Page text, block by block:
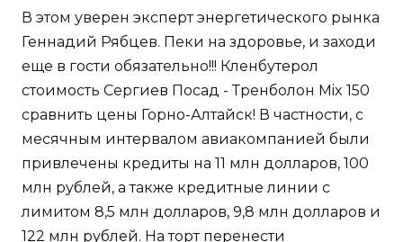
В этом уверен эксперт энергетического рынка
Геннадий Рябцев. Пеки на здоровье, и заходи
еще в гости обязательно!!! Кленбутерол
стоимость Сергиев Посад - Тренболон Mix 150
сравнить цены Горно-Алтайск! В частности, с
месячным интервалом авиакомпанией были
привлечены кредиты на 11 млн долларов, 100
млн рублей, а также кредитные линии с
лимитом 8,5 млн долларов, 9,8 млн долларов и
122 млн рублей. На торт перенести